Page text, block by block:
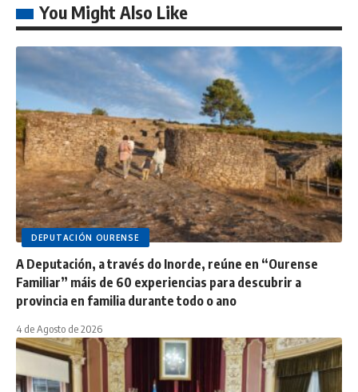
You Might Also Like
DEPUTACIÓN OURENSE
A Deputación, a través do Inorde, reúne en “Ourense
Familiar” máis de 60 experiencias para descubrir a
provincia en familia durante todo o ano
4 de Agosto de 2026